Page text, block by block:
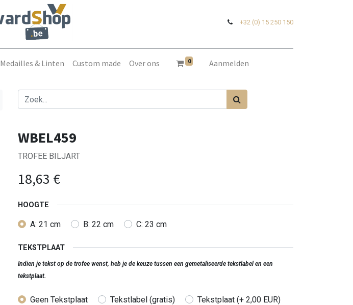
+32 (0) 15 250 150
Medailles & Linten Custom made Over ons 0 Aanmelden
WBEL459
TROFEE BILJART
18,63 €
HOOGTE
A: 21 cm B: 22 cm C: 23 cm
TEKSTPLAAT
Indien je tekst op de trofee wenst, heb je de keuze tussen een gemetaliseerde tekstlabel en een
tekstplaat.
Geen Tekstplaat Tekstlabel (gratis) Tekstplaat (+ 2,00 EUR)